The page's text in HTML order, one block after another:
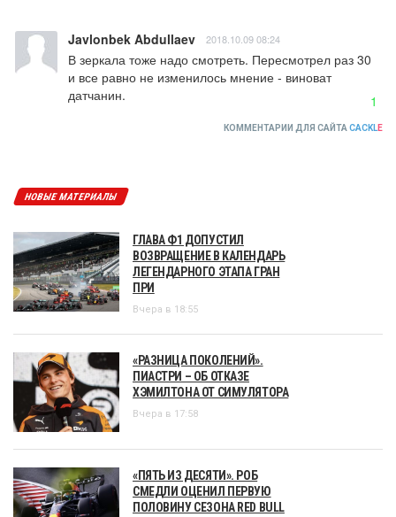
Javlonbek Abdullaev 2018.10.09 08:24
В зеркала тоже надо смотреть. Пересмотрел раз 30
и все равно не изменилось мнение - виноват
датчанин.
1
КОММЕНТАРИИ ДЛЯ САЙТА CACKLE
НОВЫЕ МАТЕРИАЛЫ
ГЛАВА Ф1 ДОПУСТИЛ
ВОЗВРАЩЕНИЕ В КАЛЕНДАРЬ
ЛЕГЕНДАРНОГО ЭТАПА ГРАН
ПРИ
Вчера в 18:55
«РАЗНИЦА ПОКОЛЕНИЙ».
ПИАСТРИ – ОБ ОТКАЗЕ
ХЭМИЛТОНА ОТ СИМУЛЯТОРА
Вчера в 17:58
«ПЯТЬ ИЗ ДЕСЯТИ». РОБ
СМЕДЛИ ОЦЕНИЛ ПЕРВУЮ
ПОЛОВИНУ СЕЗОНА RED BULL